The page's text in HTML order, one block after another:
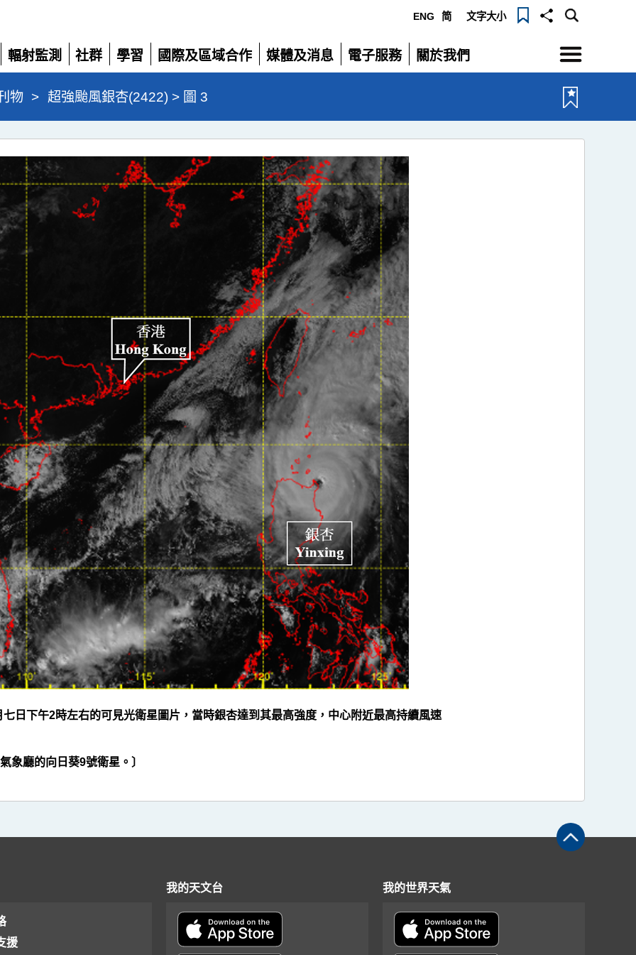
ENG 简 文字大小
輻射監測
展
開
社群
展
開
學習
展
開
國際及區域合作
展
開
媒體及消息
展
電子服務
展
關於我們
展
選
單
物 > 超強颱風銀杏(2422) > 圖 3
下午2時左右的可見光衛星圖片，當時銀杏達到其最高強度，中心附近最高持續風速
象廳的向日葵9號衛星。〕
援
我的天文台 我的世界天氣